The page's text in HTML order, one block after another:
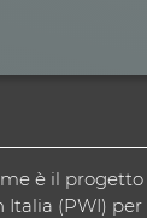
è il progetto
(PWI)